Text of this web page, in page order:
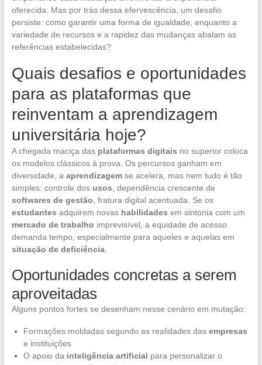
oferecida. Mas por trás dessa efervescência, um desafio
persiste: como garantir uma forma de igualdade, enquanto a
variedade de recursos e a rapidez das mudanças abalam as
referências estabelecidas?
Quais desafios e oportunidades
para as plataformas que
reinventam a aprendizagem
universitária hoje?
A chegada maciça das plataformas digitais no superior coloca
os modelos clássicos à prova. Os percursos ganham em
diversidade, a aprendizagemse acelera, mas nem tudo é tão
simples: controle dos usos , dependência crescente de
softwares de gestão , fratura digital acentuada. Se os
estudantes adquirem novas habilidades em sintonia com um
mercado de trabalho imprevisível, a equidade de acesso
demanda tempo, especialmente para aqueles e aquelas em
situação de deficiência.
Oportunidades concretas a serem
aproveitadas
Alguns pontos fortes se desenham nesse cenário em mutação:
Formações moldadas segundo as realidades das empresas
e instituições
O apoio da inteligência artificial para personalizar o